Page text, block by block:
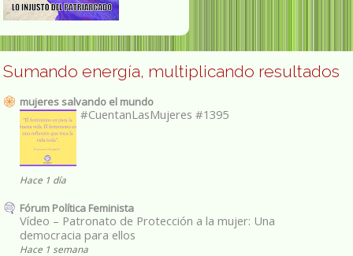
Sumando energía, multiplicando resultados
mujeres salvando el mundo
#CuentanLasMujeres #1395
Hace 1 día
Fórum Política Feminista
Vídeo – Patronato de Protección a la mujer: Una
democracia para ellos
Hace 1 semana